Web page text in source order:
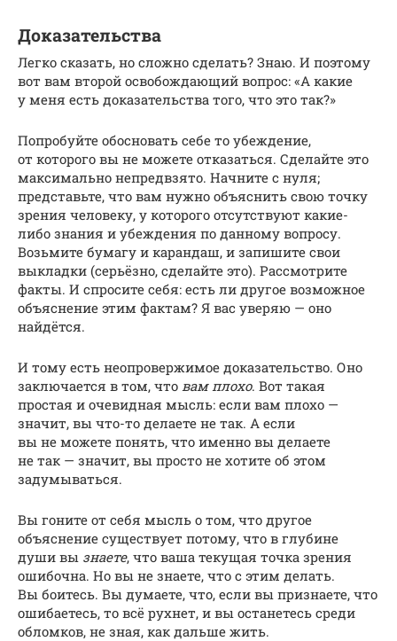
Доказательства
Легко сказать, но сложно сделать? Знаю. И поэтому
вот вам второй освобождающий вопрос: «А какие
у меня есть доказательства того, что это так?»
Попробуйте обосновать себе то убеждение,
от которого вы не можете отказаться. Сделайте это
максимально непредвзято. Начните с нуля;
представьте, что вам нужно объяснить свою точку
зрения человеку, у которого отсутствуют какие-
либо знания и убеждения по данному вопросу.
Возьмите бумагу и карандаш, и запишите свои
выкладки (серьёзно, сделайте это). Рассмотрите
факты. И спросите себя: есть ли другое возможное
объяснение этим фактам? Я вас уверяю — оно
найдётся.
И тому есть неопровержимое доказательство. Оно
заключается в том, что вам плохо. Вот такая
простая и очевидная мысль: если вам плохо —
значит, вы что-то делаете не так. А если
вы не можете понять, что именно вы делаете
не так — значит, вы просто не хотите об этом
задумываться.
Вы гоните от себя мысль о том, что другое
объяснение существует потому, что в глубине
души вы знаете, что ваша текущая точка зрения
ошибочна. Но вы не знаете, что с этим делать.
Вы боитесь. Вы думаете, что, если вы признаете, что
ошибаетесь, то всё рухнет, и вы останетесь среди
обломков, не зная, как дальше жить.